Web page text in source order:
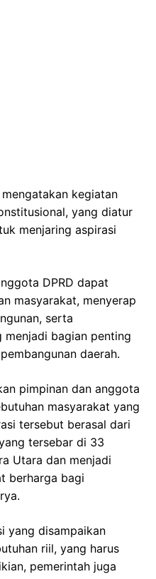
kegiatan
yang diatur
menjaring aspirasi
DPRD dapat
masyarakat, menyerap
serta
menjadi bagian penting
daerah.
pimpinan dan anggota
masyarakat yang
tersebut berasal dari
tersebar di 33
Utara dan menjadi
berharga bagi
yang disampaikan
riil, yang harus
pemerintah juga